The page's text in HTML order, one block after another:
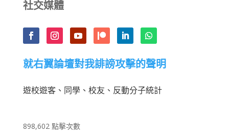
社交媒體
就右翼論壇對我誹謗攻擊的聲明
遊校遊客、同學、校友、反動分子統計
898,602 點擊次數